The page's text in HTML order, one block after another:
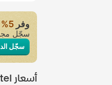
وفر5‏%
سجّل
سجّل
أسعار Arkin Palm Beach Hotel